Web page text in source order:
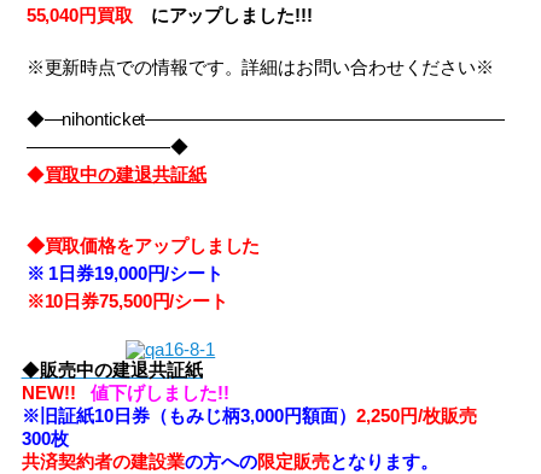
55,040円買取 にアップしました!!!
※更新時点での情報です。詳細はお問い合わせください※
◆―nihonticket――――――――――――――――――――
――――――――◆
◆買取中の建退共証紙
◆買取価格をアップしました
※ 1日券19,000円/シート
※10 日券75,500円/シート
◆販売中の建退共証紙
NEW!! 値下げしました!!
※旧証紙10日券（もみじ柄3,000円額面） 2,250円/枚販売
300枚
共済契約者の建設業の方への限定販売となります。